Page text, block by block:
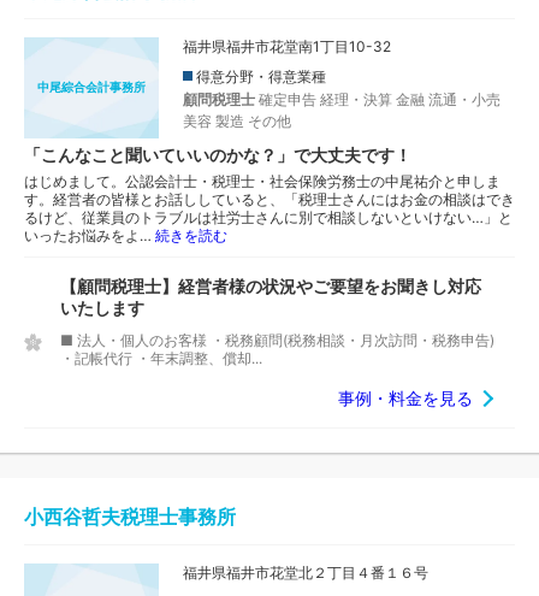
中尾綜合会計事務所
福井県福井市花堂南1丁目10-32
得意分野・得意業種
顧問税理士 確定申告 経理・決算 金融 流通・小売
美容 製造 その他
「こんなこと聞いていいのかな？」で大丈夫です！
はじめまして。公認会計士・税理士・社会保険労務士の中尾祐介と申しま
す。経営者の皆様とお話ししていると、「税理士さんにはお金の相談はでき
るけど、従業員のトラブルは社労士さんに別で相談しないといけない…」と
いったお悩みをよ… 続きを読む
【顧問税理士】経営者様の状況やご要望をお聞きし対応
いたします
■ 法人・個人のお客様 ・税務顧問(税務相談・月次訪問・税務申告)
・記帳代行 ・年末調整、償却...
事例・料金を見る
小西谷哲夫税理士事務所
福井県福井市花堂北２丁目４番１６号